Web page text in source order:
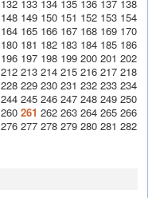
132 133 134 135 136 137 138
148 149 150 151 152 153 154
164 165 166 167 168 169 170
180 181 182 183 184 185 186
196 197 198 199 200 201 202
212 213 214 215 216 217 218
228 229 230 231 232 233 234
244 245 246 247 248 249 250
260 261 262 263 264 265 266
276 277 278 279 280 281 282